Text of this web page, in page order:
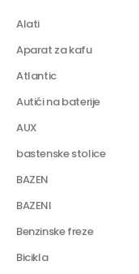
Alati
Aparat za kafu
Atlantic
Autići na baterije
AUX
bastenske stolice
BAZEN
BAZENI
Benzinske freze
Bicikla